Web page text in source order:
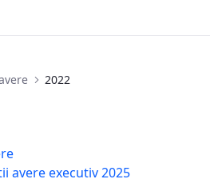
2022
avere executiv 2025